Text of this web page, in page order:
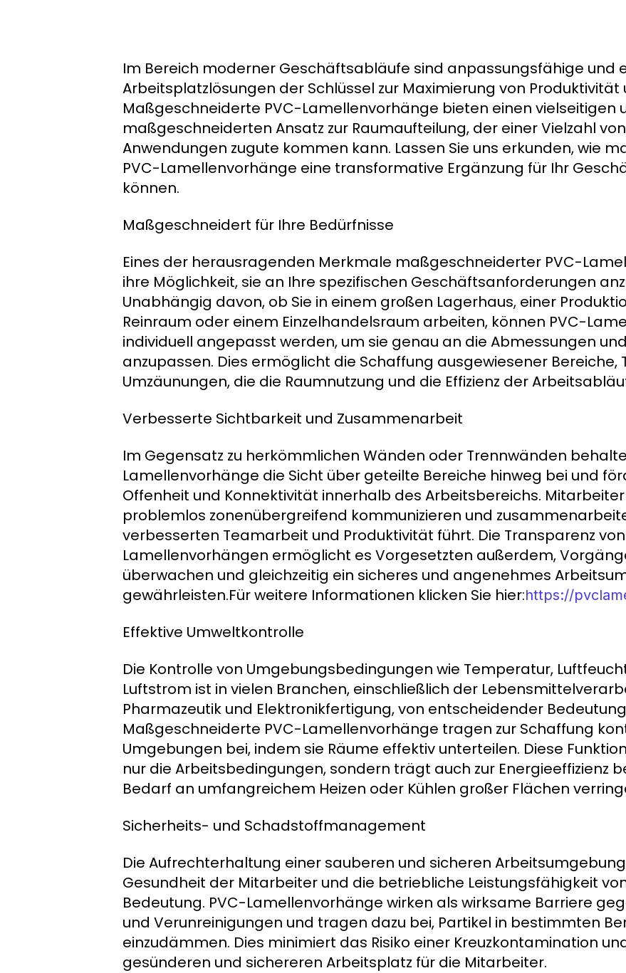
Im Bereich moderner Geschäftsabläufe sind anpassungsfähige und
Arbeitsplatzlösungen der Schlüssel zur Maximierung von Produktivität
Maßgeschneiderte PVC-Lamellenvorhänge bieten einen vielseitigen
maßgeschneiderten Ansatz zur Raumaufteilung, der einer Vielzahl
Anwendungen zugute kommen kann. Lassen Sie uns erkunden, wie
PVC-Lamellenvorhänge eine transformative Ergänzung für Ihr
können.
Maßgeschneidert für Ihre Bedürfnisse
Eines der herausragenden Merkmale maßgeschneiderter PVC-
ihre Möglichkeit, sie an Ihre spezifischen Geschäftsanforderungen
Unabhängig davon, ob Sie in einem großen Lagerhaus, einer
Reinraum oder einem Einzelhandelsraum arbeiten, können PVC-
individuell angepasst werden, um sie genau an die Abmessungen
anzupassen. Dies ermöglicht die Schaffung ausgewiesener Bereiche,
Umzäunungen, die die Raumnutzung und die Effizienz der
Verbesserte Sichtbarkeit und Zusammenarbeit
Im Gegensatz zu herkömmlichen Wänden oder Trennwänden
Lamellenvorhänge die Sicht über geteilte Bereiche hinweg bei und
Offenheit und Konnektivität innerhalb des Arbeitsbereichs.
problemlos zonenübergreifend kommunizieren und
verbesserten Teamarbeit und Produktivität führt. Die Transparenz
Lamellenvorhängen ermöglicht es Vorgesetzten außerdem,
überwachen und gleichzeitig ein sicheres und angenehmes
gewährleisten.Für weitere Informationen klicken Sie hier:https://
Effektive Umweltkontrolle
Die Kontrolle von Umgebungsbedingungen wie Temperatur,
Luftstrom ist in vielen Branchen, einschließlich der
Pharmazeutik und Elektronikfertigung, von entscheidender
Maßgeschneiderte PVC-Lamellenvorhänge tragen zur Schaffung
Umgebungen bei, indem sie Räume effektiv unterteilen. Diese
nur die Arbeitsbedingungen, sondern trägt auch zur Energieeffizienz
Bedarf an umfangreichem Heizen oder Kühlen großer Flächen
Sicherheits- und Schadstoffmanagement
Die Aufrechterhaltung einer sauberen und sicheren
Gesundheit der Mitarbeiter und die betriebliche Leistungsfähigkeit
Bedeutung. PVC-Lamellenvorhänge wirken als wirksame Barriere
und Verunreinigungen und tragen dazu bei, Partikel in bestimmten
einzudämmen. Dies minimiert das Risiko einer Kreuzkontamination
gesünderen und sichereren Arbeitsplatz für die Mitarbeiter.